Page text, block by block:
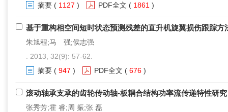
摘要 ( 1127 ) PDF全文 ( 1861 )
基于重构相空间短时状态预测残差的直升机旋翼损伤跟踪方
朱旭程;马 强;侯志强
. 2013, 32(9): 57-62.
摘要 ( 947 ) PDF全文 ( 676 )
滚动轴承支承的齿轮传动轴-板耦合结构功率流传递特性研究
张秀芳;霍 睿;周 振;张 磊